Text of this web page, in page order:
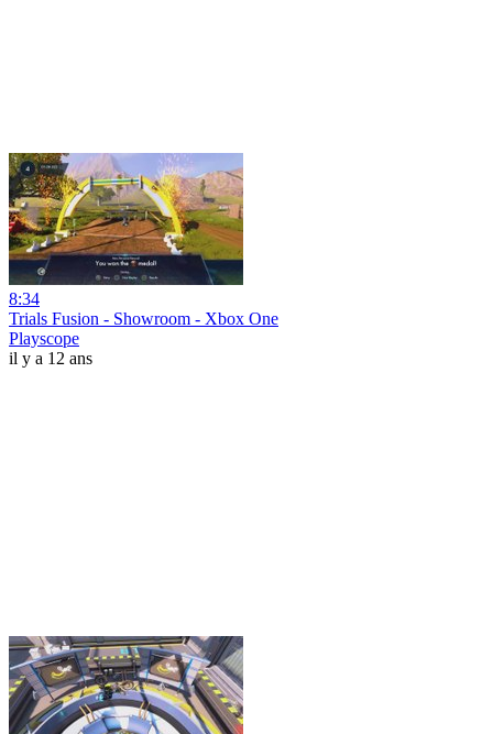
8:34
Trials Fusion - Showroom - Xbox One
Playscope
il y a 12 ans